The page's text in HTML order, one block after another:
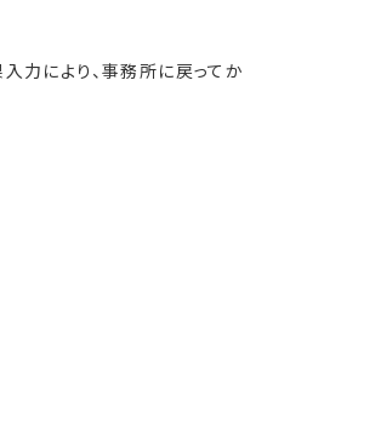
力により、事務所に戻ってか